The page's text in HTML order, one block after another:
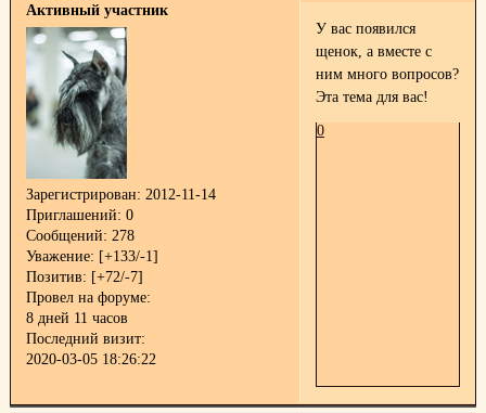
Активный участник
Зарегистрирован: 2012-11-14
Приглашений: 0
Сообщений: 278
Уважение: [+133/-1]
Позитив: [+72/-7]
Провел на форуме:
8 дней 11 часов
Последний визит:
2020-03-05 18:26:22
У вас появился
щенок, а вместе с
ним много вопросов?
Эта тема для вас!
0